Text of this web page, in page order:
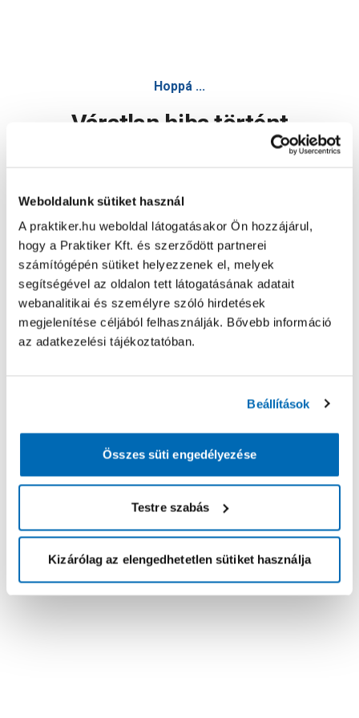
Weboldalunk sütiket használ
A praktiker.hu weboldal látogatásakor Ön hozzájárul,
hogy a Praktiker Kft. és szerződött partnerei
számítógépén sütiket helyezzenek el, melyek
segítségével az oldalon tett látogatásának adatait
webanalitikai és személyre szóló hirdetések
megjelenítése céljából felhasználják. Bővebb információ
az adatkezelési tájékoztatóban.
Beállítások
Összes süti engedélyezése
Testre szabás
Kizárólag az elengedhetetlen sütiket használja
Hoppá ...
Váratlan hiba történt
Oldal újratöltése